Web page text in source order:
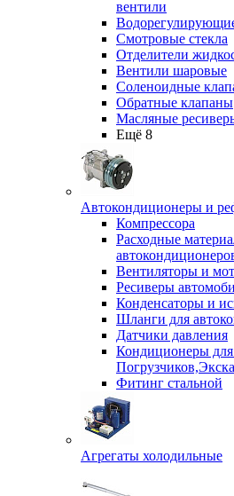
вентили
Смотровые стекла
Отделители
Вентили шаровые
Соленоидные
Обратные клапаны
Масляные
Ещё 8
Автокондиционеры и
Компрессора
Расходные
Вентиляторы и
Ресиверы
Конденсаторы и
Шланги для
Датчики давления
Кондиционеры для
Фитинг стальной
Агрегаты холодильные